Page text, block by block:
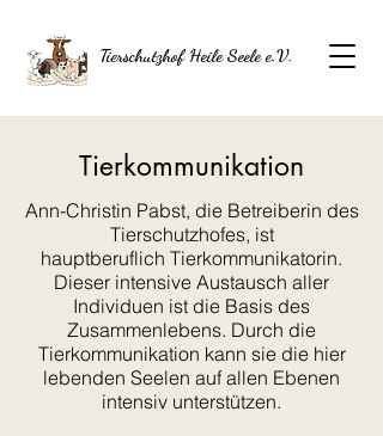
Tierschutzhof Heile Seele e.V.
Tierkommunikation
Ann-Christin Pabst, die Betreiberin des
Tierschutzhofes, ist
hauptberuflich Tierkommunikatorin.
Dieser intensive Austausch aller
Individuen ist die Basis des
Zusammenlebens. Durch die
Tierkommunikation kann sie die hier
lebenden Seelen auf allen Ebenen
intensiv unterstützen.